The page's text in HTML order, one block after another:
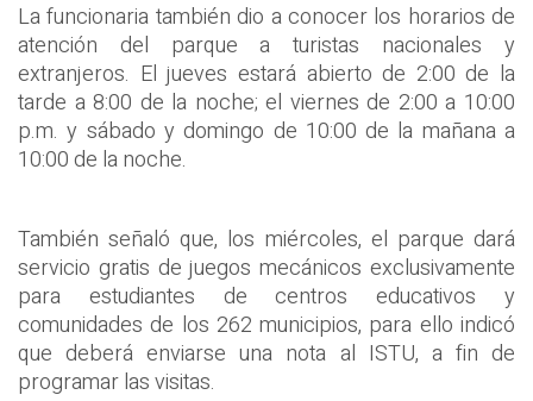
La funcionaria también dio a conocer los horarios de
atención del parque a turistas nacionales y
extranjeros. El jueves estará abierto de 2:00 de la
tarde a 8:00 de la noche; el viernes de 2:00 a 10:00
p.m. y sábado y domingo de 10:00 de la mañana a
10:00 de la noche.
También señaló que, los miércoles, el parque dará
servicio gratis de juegos mecánicos exclusivamente
para estudiantes de centros educativos y
comunidades de los 262 municipios, para ello indicó
que deberá enviarse una nota al ISTU, a fin de
programar las visitas.